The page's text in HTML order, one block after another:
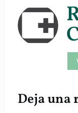
Deja una